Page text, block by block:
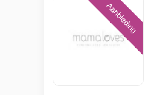
Aanbieding